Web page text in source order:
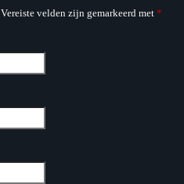
Vereiste velden zijn gemarkeerd met *